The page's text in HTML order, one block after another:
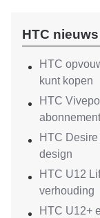
HTC nieuws
HTC
kunt kopen
HTC
abonnement
HTC
design
HTC U12
verhouding
HTC U12+